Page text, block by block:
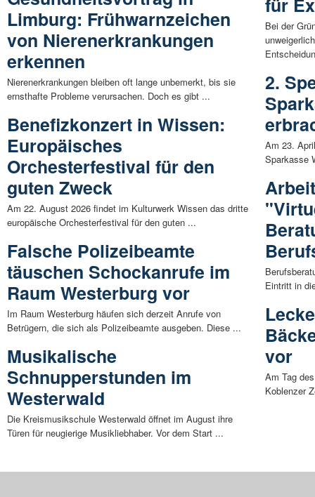
Limburg: Frühwarnzeichen
von Nierenerkrankungen
erkennen
Nierenerkrankungen bleiben oft lange unbemerkt, bis sie
ernsthafte Probleme verursachen. Doch es gibt ...
Benefizkonzert in Wissen:
Europäisches
Orchesterfestival für den
guten Zweck
Am 22. August 2026 findet im Kulturwerk Wissen das dritte
europäische Orchesterfestival für den guten ...
Falsche Polizeibeamte
täuschen Schockanrufe im
Raum Westerburg vor
Im Raum Westerburg häufen sich derzeit Anrufe von
Betrügern, die sich als Polizeibeamte ausgeben. Diese ...
Musikalische
Schnupperstunden im
Westerwald
Die Kreismusikschule Westerwald öffnet im August ihre
Türen für neugierige Musikliebhaber. Vor dem Start ...
Bei der
2.
Am 23.
Sparkasse
Eintritt in
vor
Am Tag
Koblenzer